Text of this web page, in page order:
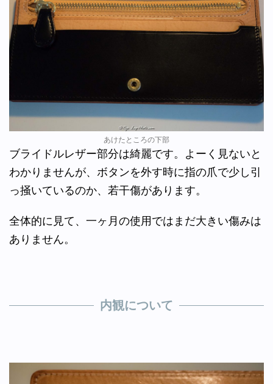
あけたところの下部
ブライドルレザー部分は綺麗です。よーく見ないと
わかりませんが、ボタンを外す時に指の爪で少し引
っ掻いているのか、若干傷があります。
全体的に見て、一ヶ月の使用ではまだ大きい傷みは
ありません。
内観について